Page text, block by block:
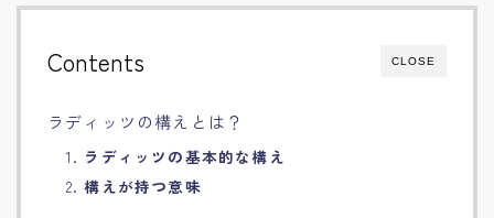
CLOSE
Contents
ラディッツの構えとは？
1. ラディッツの基本的な構え
2.構えが持つ意味